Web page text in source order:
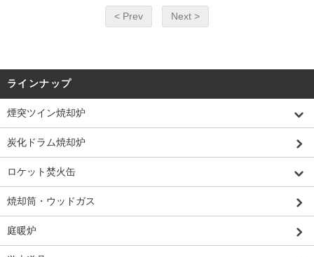
< Prev Next >
ラインナップ
煙突ツイン焼却炉
炭化ドラム焼却炉
ロケット焚火缶
焼却筒・ウッドガス
庭暖炉